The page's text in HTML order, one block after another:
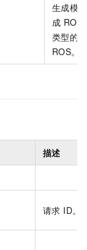
生成模
成 ROS
类型的
ROS。
描述
请求 ID。